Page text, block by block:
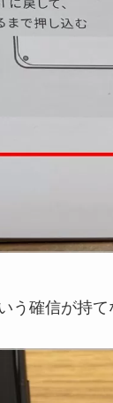
う確信が持